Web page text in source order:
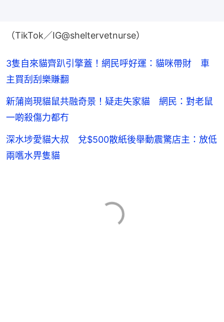
（TikTok／IG@sheltervetnurse）
3隻自來貓齊趴引擎蓋！網民呼好運：貓咪帶財 車
主買刮刮樂賺翻
新蒲崗現貓鼠共融奇景！疑走失家貓 網民：對老鼠
一啲殺傷力都冇
深水埗愛貓大叔 兌$500散紙後舉動震驚店主：放低
兩嚿水畀隻貓